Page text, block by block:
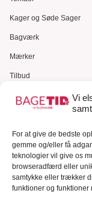
Vi
For at give de bedste
gemme og/eller få
teknologier vil give os
browseradfærd eller
samtykke eller trækker
funktioner og funktioner
Kager og Søde Sager
Bagværk
Mærker
Tilbud
Gavekort
Kundeservice
Kundeservice
FAQ – Ofte stillede
Om Bagetid.dk
Se Fødevarestyrelsens